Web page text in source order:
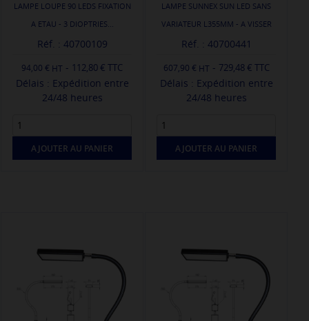
LAMPE LOUPE 90 LEDS FIXATION
A ETAU - 3 DIOPTRIES...
Réf. : 40700109
94,00 € - 112,80 € TTC
Délais : Expédition entre
24/48 heures
AJOUTER AU PANIER
LAMPE SUNNEX SUN LED SANS
VARIATEUR L355MM - A VISSER
Réf. : 40700441
607,90 € - 729,48 € TTC
Délais : Expédition entre
24/48 heures
AJOUTER AU PANIER